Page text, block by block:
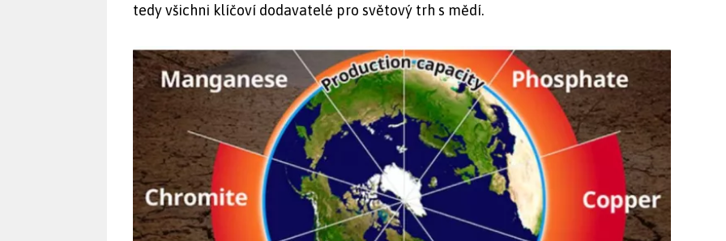
tedy všichni klíčoví dodavatelé pro světový trh s mědí.